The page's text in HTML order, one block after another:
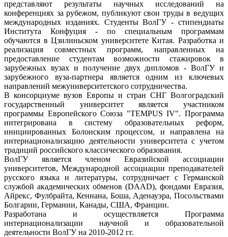
представляют результаты научных исследований на
конференциях за рубежом, публикуют свои труды в ведущих
международных изданиях. Студенты ВолГУ - стипендиаты
Института Конфуция - по специальным программам
обучаются в Цзилиньском университете Китая. Разработка и
реализация совместных программ, направленных на
предоставление студентам возможности стажировок в
зарубежных вузах и получение двух дипломов - ВолГУ и
зарубежного вуза-партнера является одним из ключевых
направлений межуниверситетского сотрудничества.
В консорциуме вузов Европы и стран СНГ Волгоградский
государственный университет является участником
программы Европейского Союза "TEMPUS IV". Программа
интегрирована в систему образовательных реформ,
инициированных Болонским процессом, и направлена на
интернационализацию деятельности университета с учетом
традиций российского классического образования.
ВолГУ является членом Евразийской ассоциации
университетов, Международной ассоциации преподавателей
русского языка и литературы, сотрудничает с Германской
службой академических обменов (DAAD), фондами Евразия,
Айрекс, Фулбрайта, Кеннана, Боша, Аденауэра, Посольствами
Болгарии, Германии, Канады, США, Франции.
Разработана и осуществляется Программа
интернационализации научной и образовательной
деятельности ВолГУ на 2010-2012 гг.